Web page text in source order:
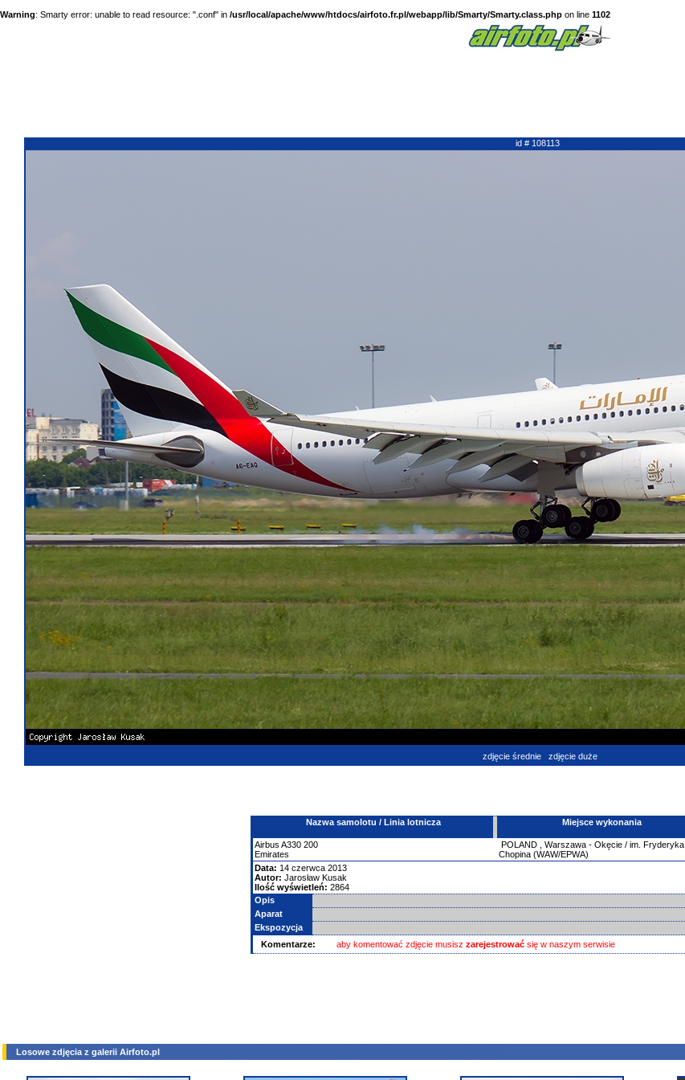
Warning: Smarty error: unable to read resource: ".conf" in /usr/local/apache/www/htdocs/airfoto.fr.pl/webapp/lib/Smarty/Smarty.class.php on line 1102
id # 108113
zdjęcie średnie zdjęcie duże
Nazwa samolotu / Linia lotnicza Miejsce wykonania
Airbus A330 200
Emirates
POLAND
Warszawa - Okęcie / im. Fryderyka
Chopina (WAW/EPWA)
Data: 14 czerwca 2013
Autor: Jarosław Kusak
Ilość wyświetleń: 2864
Opis
Aparat
Ekspozycja
Komentarze:
aby komentować zdjęcie musisz zarejestrować się w naszym serwisie
Losowe zdjęcia z galerii Airfoto.pl